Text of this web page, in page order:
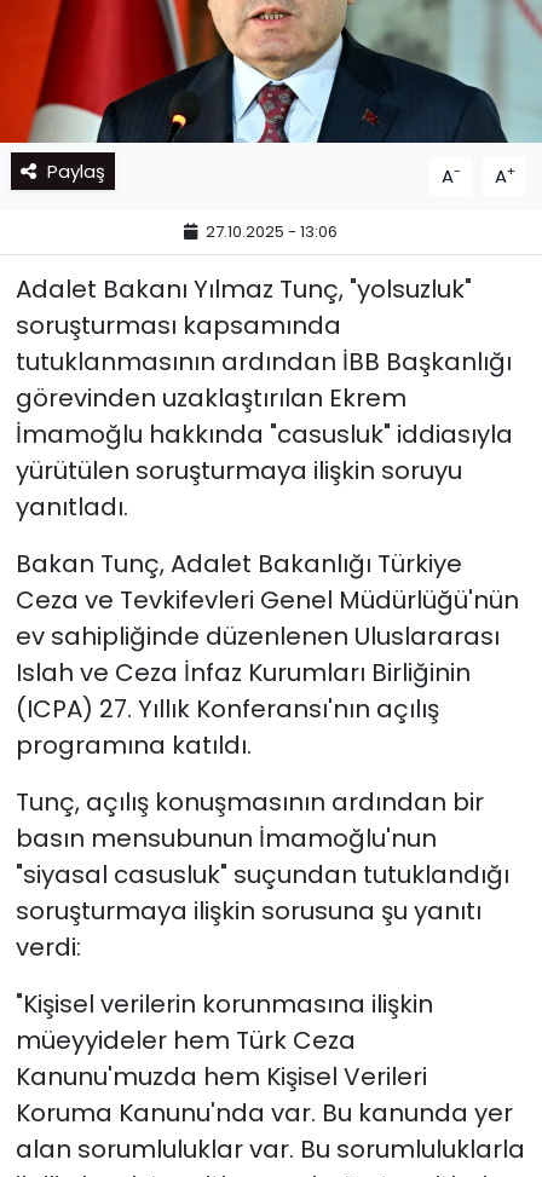
Paylaş A- A+
27.10.2025 - 13:06
Adalet Bakanı Yılmaz Tunç, "yolsuzluk"
soruşturması kapsamında
tutuklanmasının ardından İBB Başkanlığı
görevinden uzaklaştırılan Ekrem
İmamoğlu hakkında "casusluk" iddiasıyla
yürütülen soruşturmaya ilişkin soruyu
yanıtladı.
Bakan Tunç, Adalet Bakanlığı Türkiye
Ceza ve Tevkifevleri Genel Müdürlüğü'nün
ev sahipliğinde düzenlenen Uluslararası
Islah ve Ceza İnfaz Kurumları Birliğinin
(ICPA) 27. Yıllık Konferansı'nın açılış
programına katıldı.
Tunç, açılış konuşmasının ardından bir
basın mensubunun İmamoğlu'nun
"siyasal casusluk" suçundan tutuklandığı
soruşturmaya ilişkin sorusuna şu yanıtı
verdi:
"Kişisel verilerin korunmasına ilişkin
müeyyideler hem Türk Ceza
Kanunu'muzda hem Kişisel Verileri
Koruma Kanunu'nda var. Bu kanunda yer
alan sorumluluklar var. Bu sorumluluklarla